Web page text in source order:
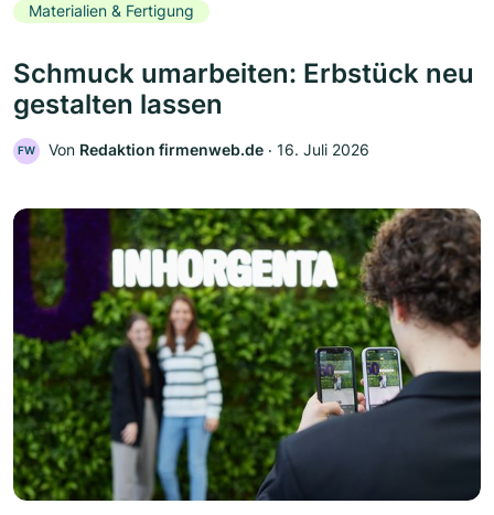
Materialien & Fertigung
Schmuck umarbeiten: Erbstück neu
gestalten lassen
FW Von Redaktion firmenweb.de ‧ 16. Juli 2026